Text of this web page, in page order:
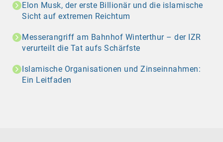
Elon Musk, der erste Billionär und die islamische
Sicht auf extremen Reichtum
Messerangriff am Bahnhof Winterthur – der IZR
verurteilt die Tat aufs Schärfste
Islamische Organisationen und Zinseinnahmen:
Ein Leitfaden